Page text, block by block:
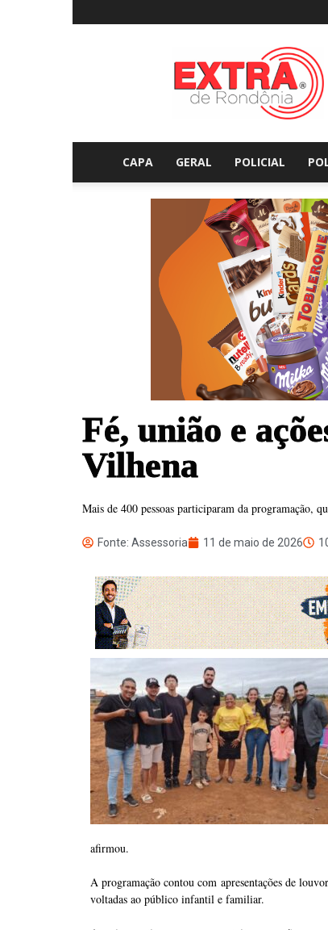
CAPA GERAL POLICIAL
Fé, união e
Vilhena
Mais de 400 pessoas participaram da programação,
Fonte: Assessoria 11 de maio de 2026
afirmou.
A programação contou com apresentações de
voltadas ao público infantil e familiar.